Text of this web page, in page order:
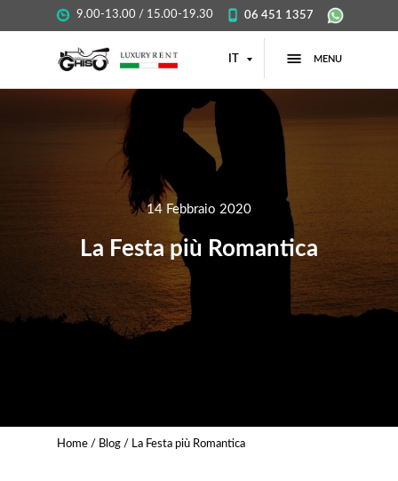
IT
06 451 1357
9.00-13.00 / 15.00-19.30
MENU
La Festa più Romantica
14 Febbraio 2020
Home / Blog / La Festa più Romantica